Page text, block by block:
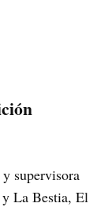
supervisora
La Bestia, El